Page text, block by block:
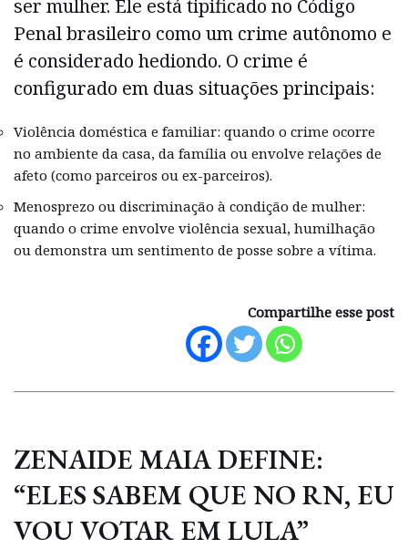
ser mulher. Ele está tipificado no Código
Penal brasileiro como um crime autônomo e
é considerado hediondo. O crime é
configurado em duas situações principais:
Violência doméstica e familiar: quando o crime ocorre
no ambiente da casa, da família ou envolve relações de
afeto (como parceiros ou ex-parceiros).
Menosprezo ou discriminação à condição de mulher:
quando o crime envolve violência sexual, humilhação
ou demonstra um sentimento de posse sobre a vítima.
Compartilhe esse post
ZENAIDE MAIA DEFINE:
“ELES SABEM QUE NO RN, EU
VOU VOTAR EM LULA”